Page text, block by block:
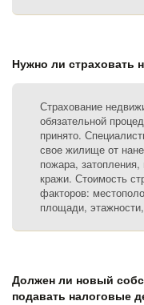
Нужно ли страховать
Страхование
обязательной
принято.
свое жилище от
пожара,
кражи. Стоимость
факторов:
площади,
Должен ли новый
подавать налоговые